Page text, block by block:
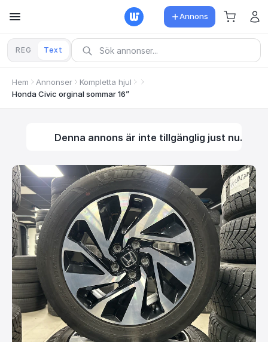
Annons
REG Text
Hem Annonser
Kompletta hjul
Honda Civic orginal sommar 16”
Denna annons är inte tillgänglig just nu.